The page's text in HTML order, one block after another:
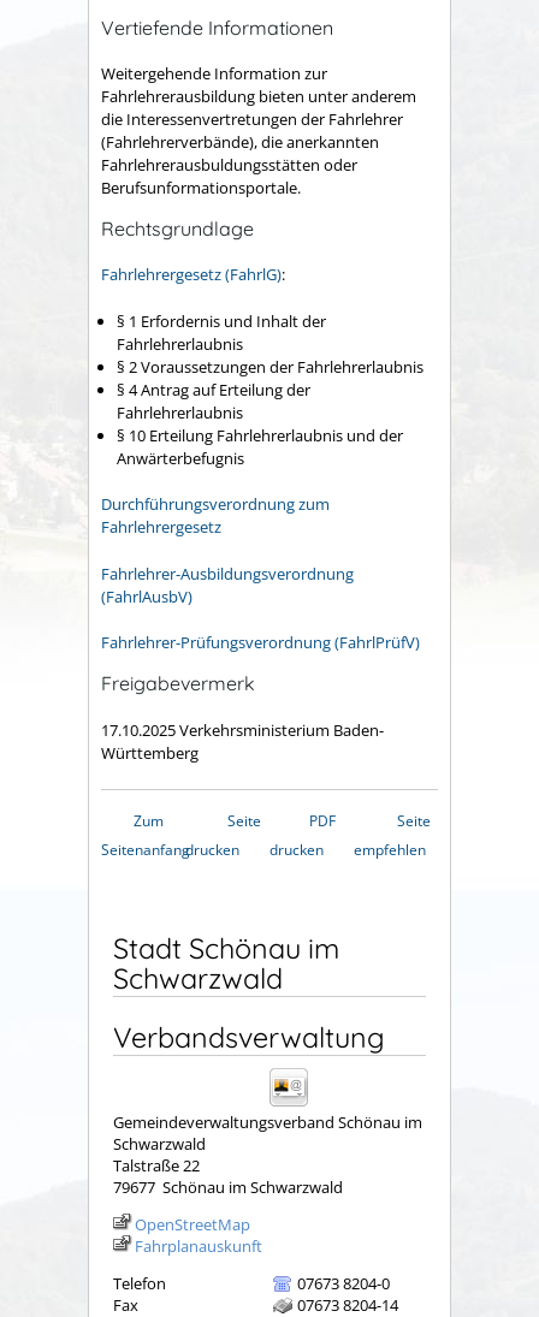
Vertiefende Informationen
Weitergehende Information zur
Fahrlehrerausbildung bieten unter anderem
die Interessenvertretungen der Fahrlehrer
(Fahrlehrerverbände), die anerkannten
Fahrlehrerausbuldungsstätten oder
Berufsunformationsportale.
Rechtsgrundlage
Fahrlehrergesetz (FahrlG):
§ 1 Erfordernis und Inhalt der
Fahrlehrerlaubnis
§ 2 Voraussetzungen der Fahrlehrerlaubnis
§ 4 Antrag auf Erteilung der
Fahrlehrerlaubnis
§ 10 Erteilung Fahrlehrerlaubnis und der
Anwärterbefugnis
Durchführungsverordnung zum
Fahrlehrergesetz
Fahrlehrer-Ausbildungsverordnung
(FahrlAusbV)
Fahrlehrer-Prüfungsverordnung (FahrlPrüfV)
Freigabevermerk
17.10.2025Verkehrsministerium Baden-
Württemberg
Zum
Seitenanfang
Seite
drucken
PDF
drucken
Seite
empfehlen
Stadt Schönau im
Schwarzwald
Verbandsverwaltung
Gemeindeverwaltungsverband Schönau im
Schwarzwald
Talstraße 22
79677 Schönau im Schwarzwald
OpenStreetMap
Fahrplanauskunft
Telefon
07673 8204-0
Fax
07673 8204-14